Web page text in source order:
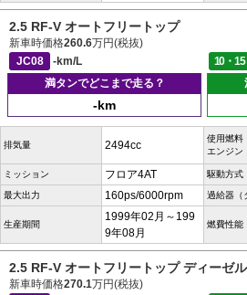
2.5 RF-V オートフリートップ
新車時価格260.6万円(税抜)
JC08
-km/L 10・15
満タンでどこまで走る？
-km
排気量 2494cc
使用燃料
エンジン
ミッション フロア4AT 駆動方式
最大出力 160ps/6000rpm 過給器（
生産期間
1999年02月～199
9年08月
燃費性能
2.5 RF-V オートフリートップ ディーゼ
新車時価格270.1万円(税抜)